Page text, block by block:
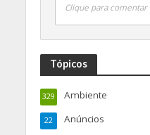
Clique para comentar
Tópicos
Ambiente
329
Anúncios
22